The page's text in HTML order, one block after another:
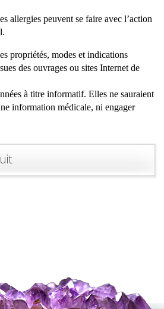
allergies peuvent se faire avec l’action
propriétés, modes et indications
des ouvrages ou sites Internet de
à titre informatif. Elles ne sauraient
information médicale, ni engager